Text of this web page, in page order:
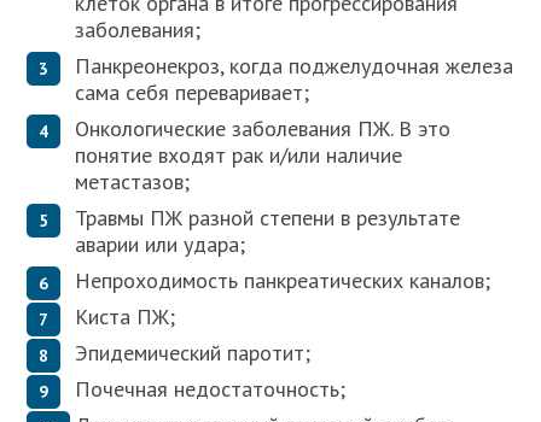
заболевания;
Панкреонекроз, когда поджелудочная железа
сама себя переваривает;
Онкологические заболевания ПЖ. В это
понятие входят рак и/или наличие
метастазов;
Травмы ПЖ разной степени в результате
аварии или удара;
Непроходимость панкреатических каналов;
Киста ПЖ;
Эпидемический паротит;
Почечная недостаточность;